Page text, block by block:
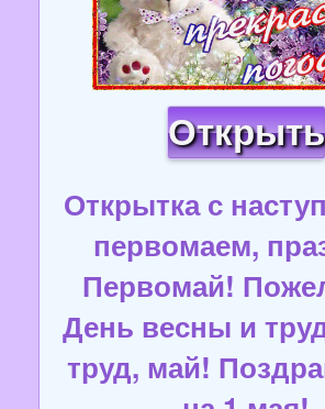
Открыть
Открытка с
первомаем,
Первомай!
День весны и
труд, май!